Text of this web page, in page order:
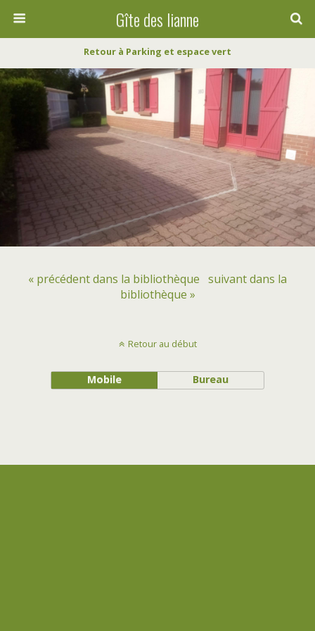
Gîte des lianne
Retour à Parking et espace vert
« précédent dans la bibliothèque suivant dans la
bibliothèque »
Retour au début
Mobile Bureau